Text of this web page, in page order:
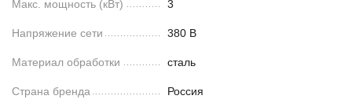
Макс. мощность (кВт) 3
Напряжение сети 380 В
Материал обработки сталь
Страна бренда Россия